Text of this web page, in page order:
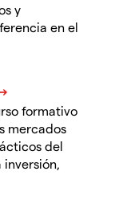
y
en el
formativo
mercados
del